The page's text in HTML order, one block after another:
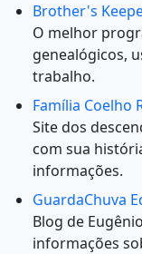
Brother's
O melhor
genealógicos,
trabalho.
Família Coelho
Site dos
com sua
informações.
GuardaChuva
Blog de
informações